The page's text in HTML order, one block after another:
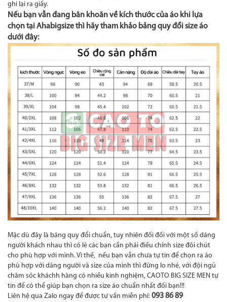
ghi lại ra giấy.
Nếu bạn vẫn đang băn khoăn về kích thước của áo khi lựa
chọn tại Ahabigsize thì hãy tham khảo bảng quy đổi size áo
dưới đây:
Mặc dù đây là bảng quy đổi chuẩn, tuy nhiên đối đối với một số dáng
người khách nhau thì có lẽ các bạn cần phải điều chỉnh size đôi chút
cho phù hợp với mình. Vì thế, nếu bạn vẫn chưa tự tin để chọn ra áo
phù hợp với dáng người và size của mình thì đừng lo nhé, với đội ngũ
chăm sóc kháchh hàng có nhiều kinh nghiệm, CAOTO BIG SIZE MEN tự
tin để có thể giúp bạn chọn ra size áo chuẩn nhất đối bạn!!!
Liên hệ qua Zalo ngay để được tư vấn miễn phí: 093 86 89